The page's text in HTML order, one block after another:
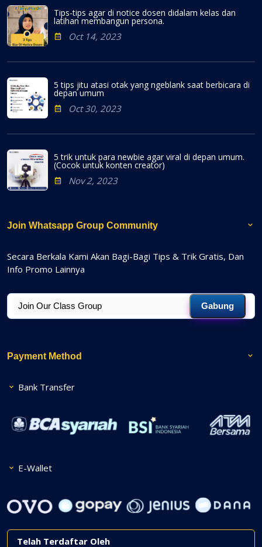
Tips-tips agar di notice dosen didalam kelas dan
latihan membangun persona.
Oct 14, 2023
5 tips jitu atasi otak yang ngeblank saat berbicara di
depan umum
Oct 30, 2023
5 trik untuk para newbie agar viral di depan umum.
(Cocok untuk konten creator)
Nov 2, 2023
Join Whatsapp Group Community
Secara Berkala Kami Akan Bagi-Bagi Tips & Trik Gratis, Dan
Info Promo Lainnya
Gabung
Payment Method
Bank Transfer
E-Wallet
Telah Terdaftar Oleh